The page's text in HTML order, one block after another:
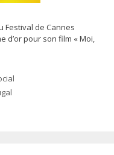
Festival de Cannes
d’or pour son film « Moi,